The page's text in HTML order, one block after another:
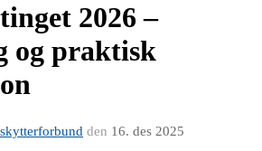
2026 –
og praktisk
den 16. des 2025